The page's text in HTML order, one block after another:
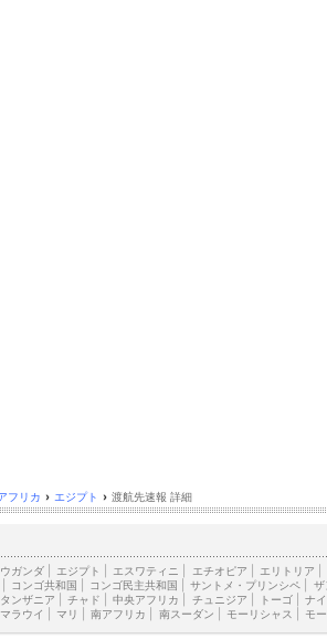
フリカ › エジプト › 渡航先速報 詳細
ウガンダ エジプト エスワティニ エチオピア エリトリア
コンゴ共和国 コンゴ民主共和国 サントメ・プリンシペ
ザ
タンザニア チャド 中央アフリカ チュニジア トーゴ|
ナ
マラウイ マリ 南アフリカ 南スーダン モーリシャス モ